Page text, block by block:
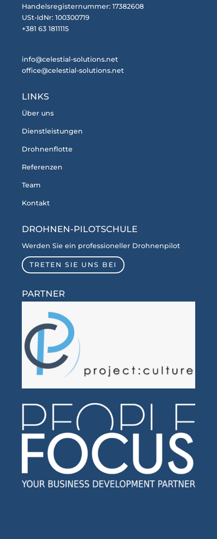
Handelsregisternummer: 17382608
USt-IdNr: 100300719
+381 63 1811115
info@celestial-solutions.net
office@celestial-solutions.net
LINKS
Über uns
Dienstleistungen
Drohnenflotte
Referenzen
Team
Kontakt
DROHNEN-PILOTSCHULE
Werden Sie ein professioneller Drohnenpilot
TRETEN SIE UNS BEI
PARTNER